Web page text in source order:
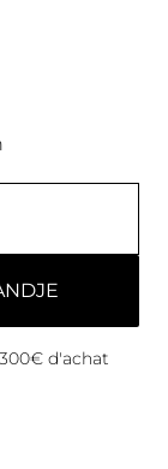
d'achat